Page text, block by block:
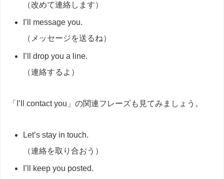
（改めて連絡します）
I’ll message you.
（メッセージを送るね）
I’ll drop you a line.
（連絡するよ）
「I’ll contact you」の関連フレーズも見てみましょう。
Let’s stay in touch.
（連絡を取り合おう）
I’ll keep you posted.